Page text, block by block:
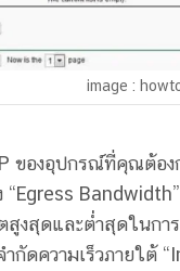
image :
ของอุปกรณ์ที่คุณต้อง
“Egress
สูงสุดและต่ำสุดในกา
กัดความเร็วภายใต้